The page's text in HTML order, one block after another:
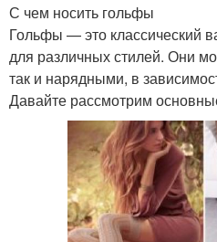
С чем носить гольфы
Гольфы — это классический
для различных стилей. Они
так и нарядными, в
Давайте рассмотрим